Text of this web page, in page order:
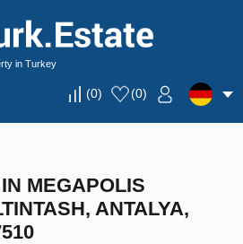
in Turkey
(0) (0)
MEGAPOLIS
ANTALYA,